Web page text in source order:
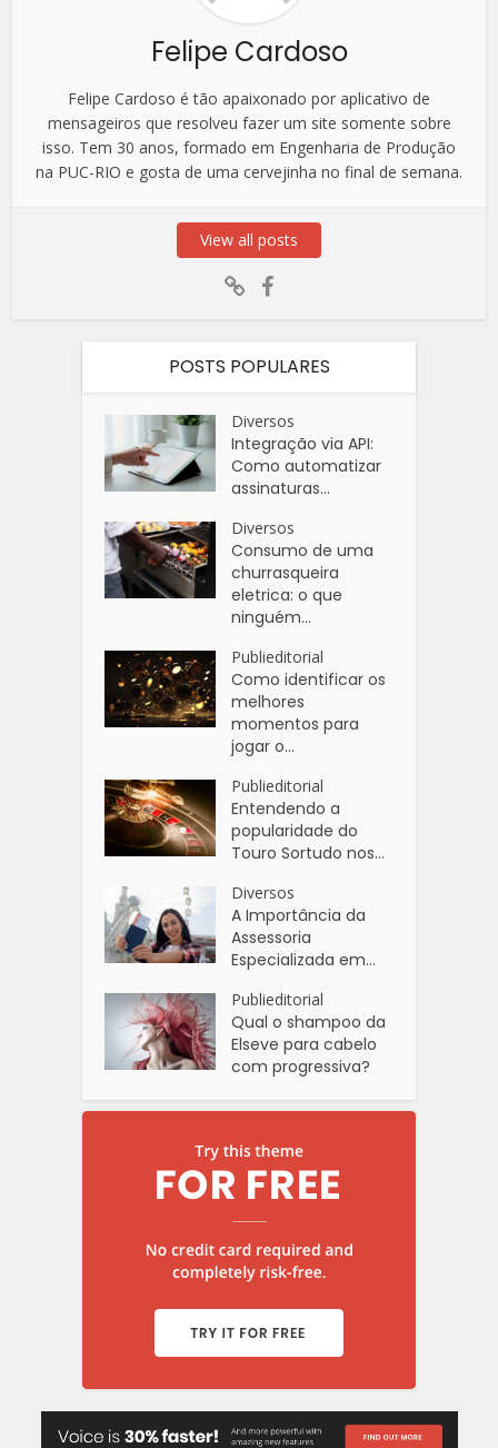
Felipe Cardoso
Felipe Cardoso é tão apaixonado por aplicativo de
mensageiros que resolveu fazer um site somente sobre
isso. Tem 30 anos, formado em Engenharia de Produção
na PUC-RIO e gosta de uma cervejinha no final de semana.
View all posts
POSTS POPULARES
Diversos
Integração via API:
Como automatizar
assinaturas...
Diversos
Consumo de uma
churrasqueira
eletrica: o que
ninguém...
Publieditorial
Como identificar os
melhores
momentos para
jogar o...
Publieditorial
Entendendo a
popularidade do
Touro Sortudo nos...
Diversos
A Importância da
Assessoria
Especializada em...
Publieditorial
Qual o shampoo da
Elseve para cabelo
com progressiva?